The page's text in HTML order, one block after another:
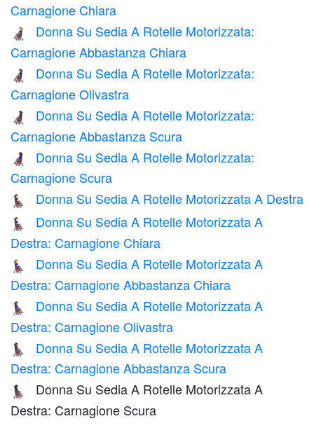
Carnagione Chiara
👩🏼‍🦼
Donna Su Sedia A Rotelle Motorizzata:
Carnagione Abbastanza Chiara
👩🏽‍🦼
Donna Su Sedia A Rotelle Motorizzata:
Carnagione Olivastra
👩🏾‍🦼
Donna Su Sedia A Rotelle Motorizzata:
Carnagione Abbastanza Scura
👩🏿‍🦼
Donna Su Sedia A Rotelle Motorizzata:
Carnagione Scura
👩‍🦼‍➡️ Donna Su Sedia A Rotelle Motorizzata A Destra
👩🏻‍🦼‍➡️
Donna Su Sedia A Rotelle Motorizzata A
Destra: Carnagione Chiara
👩🏼‍🦼‍➡️
Donna Su Sedia A Rotelle Motorizzata A
Destra: Carnagione Abbastanza Chiara
👩🏽‍🦼‍➡️
Donna Su Sedia A Rotelle Motorizzata A
Destra: Carnagione Olivastra
👩🏾‍🦼‍➡️
Donna Su Sedia A Rotelle Motorizzata A
Destra: Carnagione Abbastanza Scura
👩🏿‍🦼‍➡️
Donna Su Sedia A Rotelle Motorizzata A
Destra: Carnagione Scura